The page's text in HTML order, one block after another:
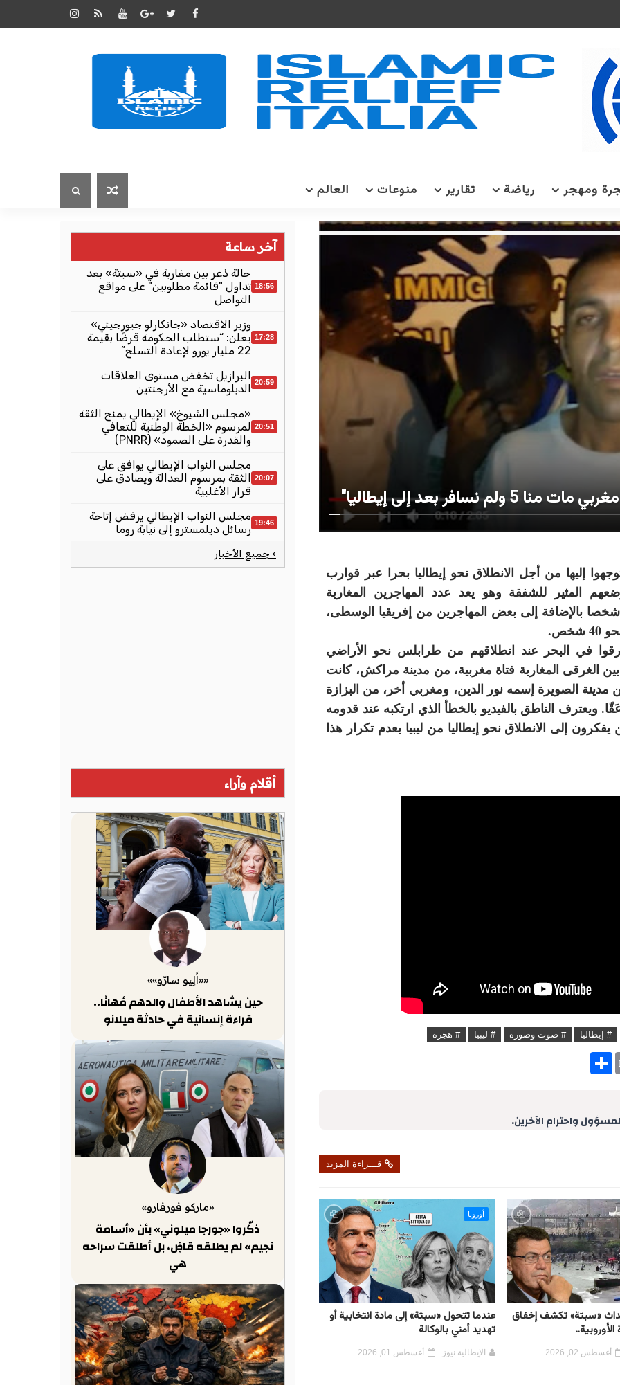
ومهجر رياضة تقارير منوعات العالم
إليها من أجل الانطلاق نحو إيطاليا بحرا عبر قوارب
المثير للشفقة وهو يعد عدد المهاجرين المغاربة
الموجودون في ليبيا معه، والذين يبلغ عددهم 70 شخصا بالإضافة إلى بعض المهاجرين من إفريقيا الوسطى،
في البحر عند انطلاقهم من طرابلس نحو الأراضي
الغرقى المغاربة فتاة مغربية، من مدينة مراكش، كانت
الصويرة إسمه نور الدين، ومغربي أخر، من البزازة
الناطق بالفيديو بالخطأ الذي ارتكبه عند قدومه
إلى الانطلاق نحو إيطاليا من ليبيا بعدم تكرار هذا
# إيطاليا # صوت وصورة # ليبيا # هجرة
S
h
واحترام الآخرين.
قـــراءة المزيد
«سبتة» تكشف إخفاق
أغسطس 02, 2026
أوروبا
عندما تتحول «سبتة» إلى مادة انتخابية أو
تهديد أمني بالوكالة
الإيطالية نيوز أغسطس 01, 2026
آخر ساعة
18:56
حالة ذعر بين مغاربة في «سبتة» بعد
تداول "قائمة مطلوبين" على مواقع
التواصل
17:28
وزير الاقتصاد «جانكارلو جيورجيتي»
يعلن: “ستطلب الحكومة قرضًا بقيمة
22 مليار يورو لإعادة التسلح”
20:59 البرازيل تخفض مستوى العلاقات
الدبلوماسية مع الأرجنتين
20:51
«مجلس الشيوخ» الإيطالي يمنح الثقة
لمرسوم «الخطة الوطنية للتعافي
والقدرة على الصمود» (PNRR)
20:07
مجلس النواب الإيطالي يوافق على
الثقة بمرسوم العدالة ويصادق على
قرار الأغلبية
19:46 مجلس النواب الإيطالي يرفض إتاحة
رسائل ديلمسترو إلى نيابة روما
› جميع الأخبار
أقلام وآراء
««أَلِيو سارّو»»
حين يشاهد الأطفال والدهم مُهانًا..
قراءة إنسانية في حادثة ميلانو
«ماركو فورفارو»
ذكّروا «جورجا ميلوني» بأن «أسامة
نجيم» لم يطلقه قاضٍ، بل أطلقت سراحه
هي